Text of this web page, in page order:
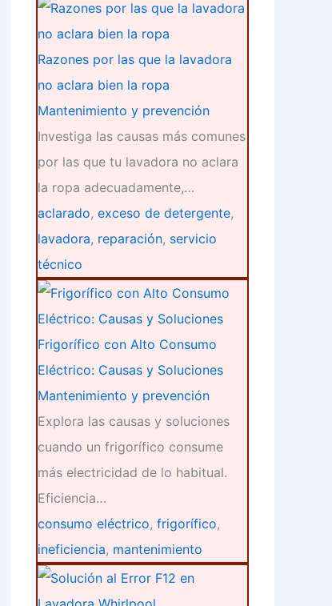
Razones por las que la lavadora
no aclara bien la ropa
Mantenimiento y prevención
Investiga las causas más comunes
por las que tu lavadora no aclara
la ropa adecuadamente,…
aclarado, exceso de detergente,
lavadora, reparación, servicio
técnico
Frigorífico con Alto Consumo
Eléctrico: Causas y Soluciones
Mantenimiento y prevención
Explora las causas y soluciones
cuando un frigorífico consume
más electricidad de lo habitual.
Eficiencia…
consumo eléctrico, frigorífico,
ineficiencia, mantenimiento